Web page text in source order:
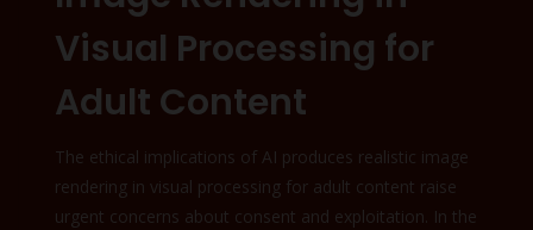
Visual Processing for
Adult Content
The ethical implications of AI produces realistic image
rendering in visual processing for adult content raise
urgent concerns about consent and exploitation. In the